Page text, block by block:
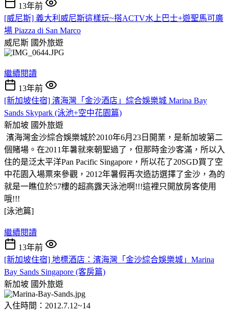
13年前
[威尼斯] 義大利威尼斯這樣玩~搭ACTV水上巴士+遊聖馬可廣
場 Piazza di San Marco
威尼斯 國外旅遊
繼續閱讀
13年前
[新加坡住宿] 濱海灣「金沙酒店」綜合娛樂城 Marina Bay
Sands Skypark (泳池+空中花園篇)
新加坡 國外旅遊
濱海灣金沙綜合娛樂城於2010年6月23日開業，是新加坡第二
個賭場。在2011年暑就來朝聖過了，但那時金沙客滿，所以入
住的是泛太平洋Pan Pacific Singapore，所以花了20SGD買了空
中花園入場票來參觀，2012年暑假再次造訪選擇了金沙，為的
就是一瞧位於57樓的超高露天泳池啊 !!!這裡只開放房客使用
哦!!!
[泳池篇]
繼續閱讀
13年前
[新加坡住宿] 地標酒店：濱海灣「金沙綜合娛樂城」Marina
Bay Sands Singapore (客房篇)
新加坡 國外旅遊
入住時間：2012.7.12~14